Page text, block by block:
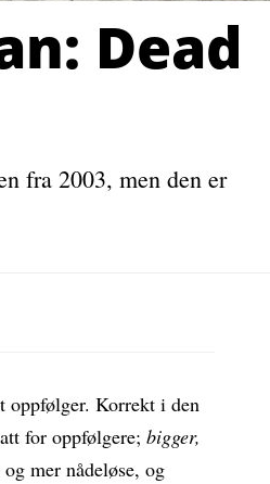
Dead
fra 2003, men den er
oppfølger. Korrekt i den
for oppfølgere; bigger,
mer nådeløse, og